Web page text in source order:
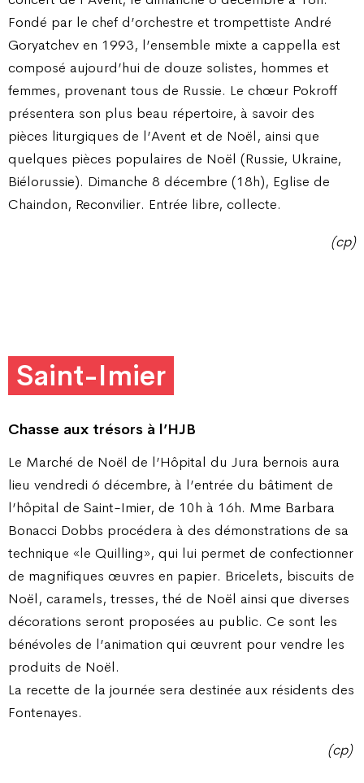
Fondé par le chef d’orchestre et trompettiste André
Goryatchev en 1993, l’ensemble mixte a cappella est
composé aujourd’hui de douze solistes, hommes et
femmes, provenant tous de Russie. Le chœur Pokroff
présentera son plus beau répertoire, à savoir des
pièces liturgiques de l’Avent et de Noël, ainsi que
quelques pièces populaires de Noël (Russie, Ukraine,
Biélorussie). Dimanche 8 décembre (18h), Eglise de
Chaindon, Reconvilier. Entrée libre, collecte.
(cp)
Saint-Imier
Chasse aux trésors à l’HJB
Le Marché de Noël de l’Hôpital du Jura bernois aura
lieu vendredi 6 décembre, à l’entrée du bâtiment de
l’hôpital de Saint-Imier, de 10h à 16h. Mme Barbara
Bonacci Dobbs procédera à des démonstrations de sa
technique «le Quilling», qui lui permet de confectionner
de magnifiques œuvres en papier. Bricelets, biscuits de
Noël, caramels, tresses, thé de Noël ainsi que diverses
décorations seront proposées au public. Ce sont les
bénévoles de l’animation qui œuvrent pour vendre les
produits de Noël.
La recette de la journée sera destinée aux résidents des
Fontenayes.
(cp)